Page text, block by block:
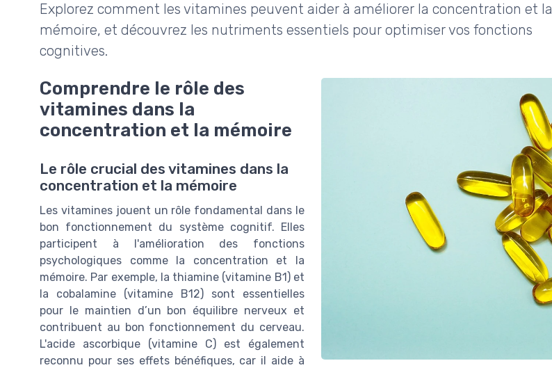
Explorez comment les vitamines peuvent aider à améliorer la concentration et la
mémoire, et découvrez les nutriments essentiels pour optimiser vos fonctions
cognitives.
Comprendre le rôle des
vitamines dans la
concentration et la mémoire
Le rôle crucial des vitamines dans la
concentration et la mémoire
Les vitamines jouent un rôle fondamental dans le
bon fonctionnement du système cognitif. Elles
participent à l'amélioration des fonctions
psychologiques comme la concentration et la
mémoire. Par exemple, la thiamine (vitamine B1) et
la cobalamine (vitamine B12) sont essentielles
pour le maintien d’un bon équilibre nerveux et
contribuent au bon fonctionnement du cerveau.
L'acide ascorbique (vitamine C) est également
reconnu pour ses effets bénéfiques, car il aide à